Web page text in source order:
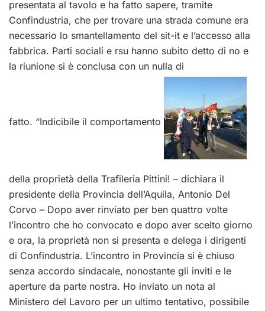
presentata al tavolo e ha fatto sapere, tramite
Confindustria, che per trovare una strada comune era
necessario lo smantellamento del sit-it e l’accesso alla
fabbrica. Parti sociali e rsu hanno subito detto di no e
la riunione si è conclusa con un nulla di
fatto. “Indicibile il comportamento
della proprietà della Trafileria Pittini! – dichiara il
presidente della Provincia dell’Aquila, Antonio Del
Corvo – Dopo aver rinviato per ben quattro volte
l’incontro che ho convocato e dopo aver scelto giorno
e ora, la proprietà non si presenta e delega i dirigenti
di Confindustria. L’incontro in Provincia si è chiuso
senza accordo sindacale, nonostante gli inviti e le
aperture da parte nostra. Ho inviato un nota al
Ministero del Lavoro per un ultimo tentativo, possibile